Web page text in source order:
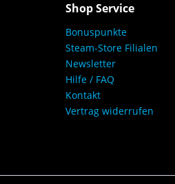
Shop Service
Bonuspunkte
Steam-Store Filialen
Newsletter
Hilfe / FAQ
Kontakt
Vertrag widerrufen